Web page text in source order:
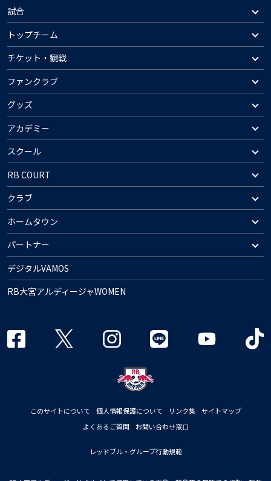
試合
トップチーム
チケット・観戦
ファンクラブ
グッズ
アカデミー
スクール
RB COURT
クラブ
ホームタウン
パートナー
デジタルVAMOS
RB大宮アルディージャWOMEN
このサイトについて 個人情報保護について リンク集
サイトマップ
よくあるご質問
お問い合わせ窓口
レッドブル・グループ行動規範